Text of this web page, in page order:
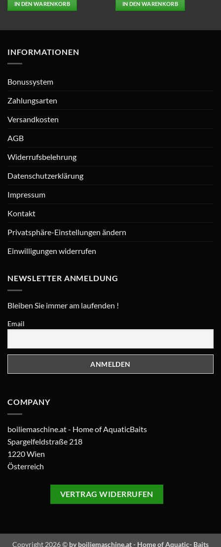
IN DEN WARENKORB IN DEN WARENKORB
INFORMATIONEN
Bonussystem
Zahlungsarten
Versandkosten
AGB
Widerrufsbelehrung
Datenschutzerklärung
Impressum
Kontakt
Privatsphäre-Einstellungen ändern
Einwilligungen widerrufen
NEWSLETTER ANMELDUNG
Bleiben Sie immer am laufenden !
Email
COMPANY
boiliemaschine.at - Home of AquaticBaits
Spargelfeldstraße 218
1220 Wien
Österreich
VERTRAG WIDERRUFEN
Copyright 2026 © by boiliemaschine.at - Home of Aquatic- Baits